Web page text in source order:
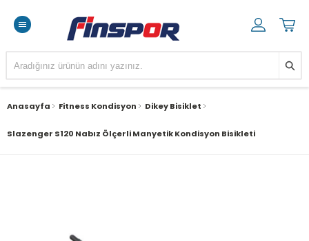
Anasayfa Fitness Kondisyon Dikey Bisiklet
Slazenger S120 Nabız Ölçerli Manyetik Kondisyon Bisikleti